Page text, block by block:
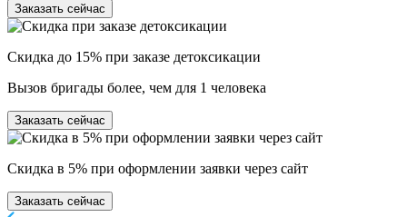
Заказать сейчас
Скидка до 15% при заказе детоксикации
Вызов бригады более, чем для 1 человека
Заказать сейчас
Скидка в 5% при оформлении заявки через сайт
Заказать сейчас